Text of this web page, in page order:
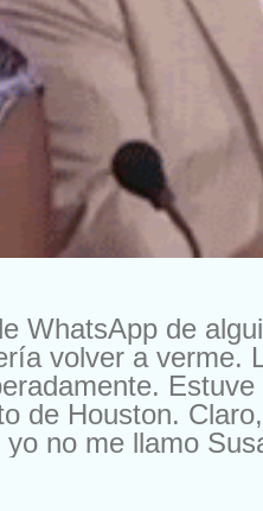
WhatsApp de
volver a verme.
de Houston.
no me llamo